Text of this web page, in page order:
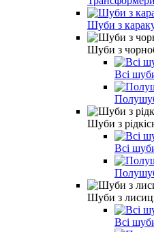
Шуби з
Шуби з
Всі
Шуби з
Всі
Шуби з
Всі